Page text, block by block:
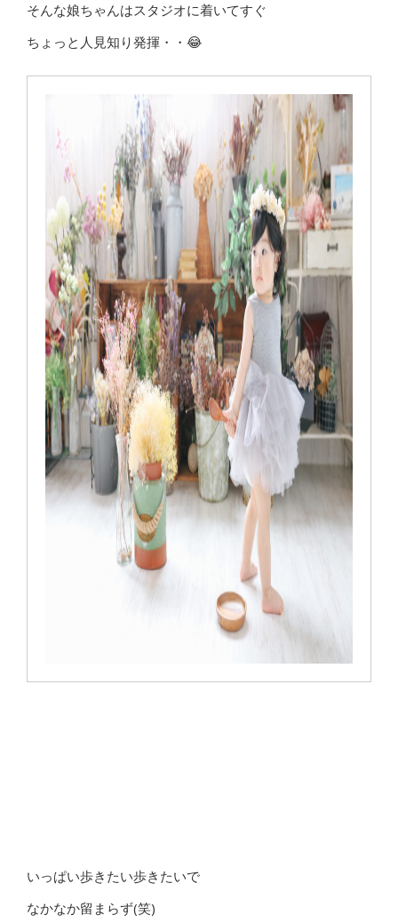
そんな娘ちゃんはスタジオに着いてすぐ
ちょっと人見知り発揮・・😂
いっぱい歩きたい歩きたいで
なかなか留まらず(笑)